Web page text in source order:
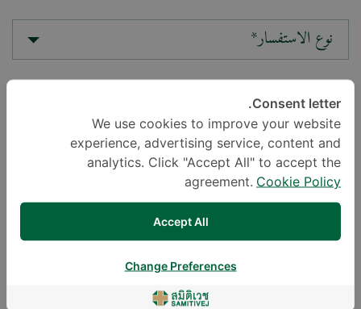
نوع الاستفسار*
الموقع*
سؤالك*
Consent letter.
We use cookies to improve your website
experience, advertising service, content and
analytics. Click "Accept All" to accept the
agreement. Cookie Policy
Accept All
Change Preferences